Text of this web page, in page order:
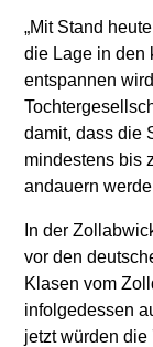
„Mit Stand
die Lage in den
entspannen
damit, dass die
mindestens bis
andauern
In der
vor den
Klasen vom
infolgedessen
jetzt würden